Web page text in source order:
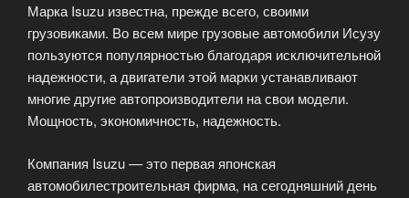
Марка Isuzu известна, прежде всего, своими
грузовиками. Во всем мире грузовые автомобили Исузу
пользуются популярностью благодаря исключительной
надежности, а двигатели этой марки устанавливают
многие другие автопроизводители на свои модели.
Мощность, экономичность, надежность.
Компания Isuzu — это первая японская
автомобилестроительная фирма, на сегодняшний день